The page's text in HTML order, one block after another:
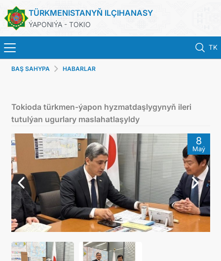
TÜRKMENISTANYŇ ILÇIHANASY
ÝAPONIÝA - TOKIO
TK
BAŞ SAHYPA
TÜRKMENISTAN
KONSULLYK HYZMATLARY
DIM
ARAGATNAŞYK
FOLLOW US ON INSTAGRAM
INVEST TO TURKMENISTAN! PROJECTS AND USEFUL
BAŞ SAHYPA HABARLAR
Tokioda türkmen-ýapon hyzmatdaşlygynyň ileri
tutulýan ugurlary maslahatlaşyldy
8
Maý